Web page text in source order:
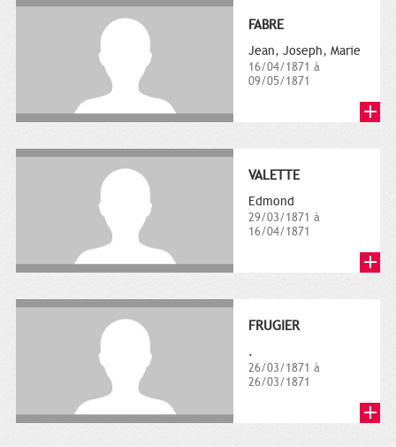
FABRE
Jean, Joseph, Marie
16/04/1871 à
09/05/1871
VALETTE
Edmond
29/03/1871 à
16/04/1871
FRUGIER
.
26/03/1871 à
26/03/1871